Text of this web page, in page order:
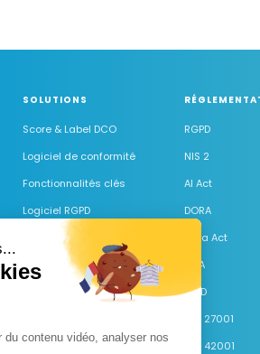
du contenu vidéo, analyser nos
SOLUTIONS
Score & Label DCO
Logiciel de conformité
Fonctionnalités clés
Logiciel RGPD
Logiciel NIS 2
Logiciel AI Act
Logiciel DORA
Cybersécurité & DPO
RGPD
NIS 2
AI Act
DORA
Data Act
CRA
nLPD
ISO 27001
ISO 42001